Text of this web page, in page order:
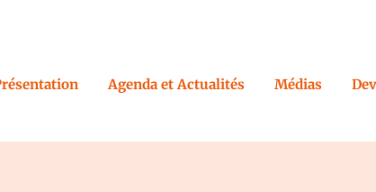
Agenda et Actualités Médias